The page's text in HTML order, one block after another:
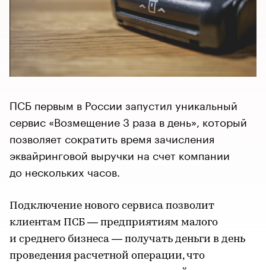
ПСБ первым в России запустил уникальный
сервис «Возмещение 3 раза в день», который
позволяет сократить время зачисления
эквайринговой выручки на счет компании
до нескольких часов.
Подключение нового сервиса позволит
клиентам ПСБ — предприятиям малого
и среднего бизнеса — получать деньги в день
проведения расчетной операции, что